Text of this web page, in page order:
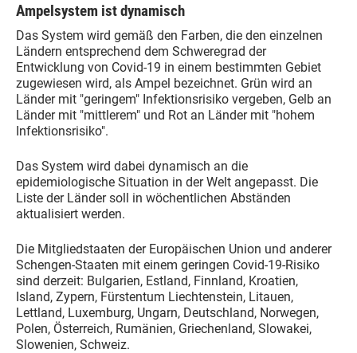
Ampelsystem ist dynamisch
Das System wird gemäß den Farben, die den einzelnen
Ländern entsprechend dem Schweregrad der
Entwicklung von Covid-19 in einem bestimmten Gebiet
zugewiesen wird, als Ampel bezeichnet. Grün wird an
Länder mit "geringem" Infektionsrisiko vergeben, Gelb an
Länder mit "mittlerem" und Rot an Länder mit "hohem
Infektionsrisiko".
Das System wird dabei dynamisch an die
epidemiologische Situation in der Welt angepasst. Die
Liste der Länder soll in wöchentlichen Abständen
aktualisiert werden.
Die Mitgliedstaaten der Europäischen Union und anderer
Schengen-Staaten mit einem geringen Covid-19-Risiko
sind derzeit: Bulgarien, Estland, Finnland, Kroatien,
Island, Zypern, Fürstentum Liechtenstein, Litauen,
Lettland, Luxemburg, Ungarn, Deutschland, Norwegen,
Polen, Österreich, Rumänien, Griechenland, Slowakei,
Slowenien, Schweiz.